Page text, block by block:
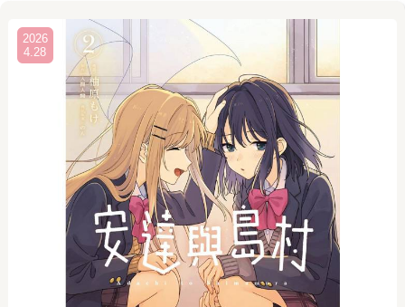
2026
4.28